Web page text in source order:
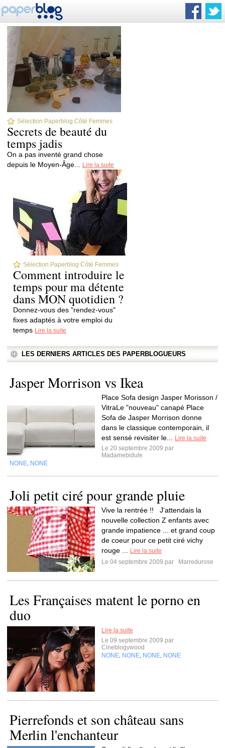
Sélection Paperblog Côté Femmes
Secrets de beauté du
temps jadis
On a pas inventé grand chose
depuis le Moyen-Âge...
Lire la suite
Sélection Paperblog Côté Femmes
Comment introduire le
temps pour ma détente
dans MON quotidien ?
Donnez-vous des "rendez-vous"
fixes adaptés à votre emploi du
temps Lire la suite
LES DERNIERS ARTICLES DES PAPERBLOGUEURS
Jasper Morrison vs Ikea
Place Sofa design Jasper Morisson /
VitraLe "nouveau" canapé Place
Sofa de Jasper Morrison donne
dans le classique contemporain, il
est sensé revisiter le...
Lire la suite
Le 20 septembre 2009 par
Madamebidule
NONE NONE
Joli petit ciré pour grande pluie
Vive la rentrée !! J'attendais la
nouvelle collection Z enfants avec
grande impatience ... et grand coup
de coeur pour ce petit ciré vichy
rouge ...
Lire la suite
Le 04 septembre 2009 par
Marredurose
Les Françaises matent le porno en
duo
Lire la suite
Le 09 septembre 2009 par
Cineblogywood
NONE NONE NONE NONE
Pierrefonds et son château sans
Merlin l'enchanteur